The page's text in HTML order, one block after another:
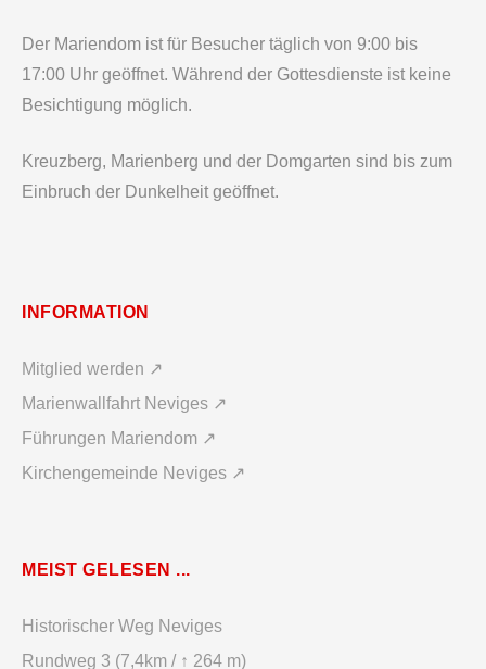
Der Mariendom ist für Besucher täglich von 9:00 bis
17:00 Uhr geöffnet. Während der Gottesdienste ist keine
Besichtigung möglich.
Kreuzberg, Marienberg und der Domgarten sind bis zum
Einbruch der Dunkelheit geöffnet.
INFORMATION
Mitglied werden ↗
Marienwallfahrt Neviges ↗
Führungen Mariendom ↗
Kirchengemeinde Neviges ↗
MEIST GELESEN ...
Historischer Weg Neviges
Rundweg 3 (7,4km / ↑ 264 m)